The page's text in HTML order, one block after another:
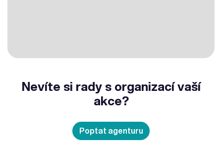
Nevíte si rady s organizací vaší
akce?
Poptat agenturu